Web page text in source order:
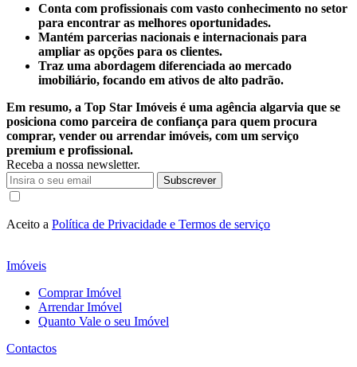
Conta com profissionais com vasto conhecimento no setor
para encontrar as melhores oportunidades.
Mantém parcerias nacionais e internacionais para
ampliar as opções para os clientes.
Traz uma abordagem diferenciada ao mercado
imobiliário, focando em ativos de alto padrão.
Em resumo, a Top Star Imóveis é uma agência algarvia que se
posiciona como parceira de confiança para quem procura
comprar, vender ou arrendar imóveis, com um serviço
premium e profissional.
Receba a nossa newsletter.
Subscrever
Aceito a Política de Privacidade e Termos de serviço
Imóveis
Comprar Imóvel
Arrendar Imóvel
Quanto Vale o seu Imóvel
Contactos